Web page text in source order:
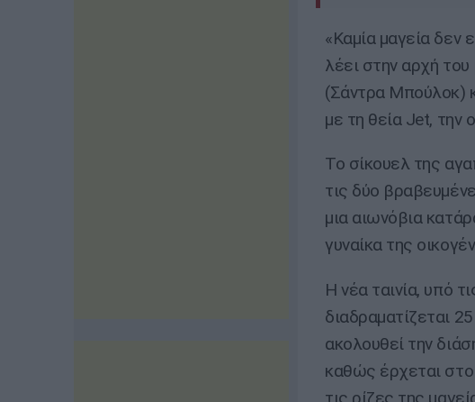
«Καμία μαγεία δεν
λέει στην αρχή του
(Σάντρα Μπούλοκ)
με τη θεία Jet, την
Το σίκουελ της
τις δύο
μια αιωνόβια
γυναίκα της
Η νέα ταινία, υπό
διαδραματίζεται
ακολουθεί την
καθώς έρχεται
τις ρίζες της